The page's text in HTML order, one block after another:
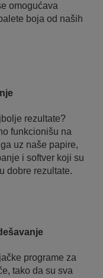
omogućava
boja od naših
rezultate?
funkcionišu na
uz naše papire,
i softver koji su
dobre rezultate.
programe za
tako da su sva